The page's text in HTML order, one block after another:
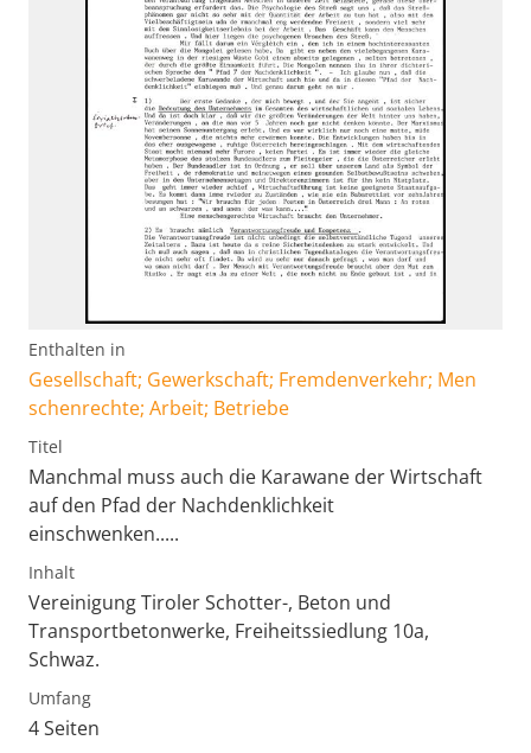
Enthalten in
Gesellschaft; Gewerkschaft; Fremdenverkehr; Men
schenrechte; Arbeit; Betriebe
Titel
Manchmal muss auch die Karawane der Wirtschaft
auf den Pfad der Nachdenklichkeit
einschwenken.....
Inhalt
Vereinigung Tiroler Schotter-, Beton und
Transportbetonwerke, Freiheitssiedlung 10a,
Schwaz.
Umfang
4 Seiten